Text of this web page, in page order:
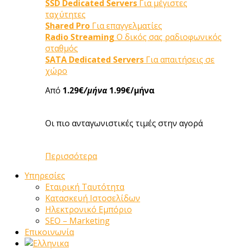
SSD Dedicated Servers Για μέγιστες
ταχύτητες
Shared Pro Για επαγγελματίες
Radio Streaming Ο δικός σας ραδιοφωνικός
σταθμός
SATA Dedicated Servers Για απαιτήσεις σε
χώρο
Από 1.29€/μήνα 1.99€/μήνα
Οι πιο ανταγωνιστικές τιμές στην αγορά
Περισσότερα
Υπηρεσίες
Εταιρική Ταυτότητα
Κατασκευή Ιστοσελίδων
Ηλεκτρονικό Εμπόριο
SEO – Marketing
Επικοινωνία